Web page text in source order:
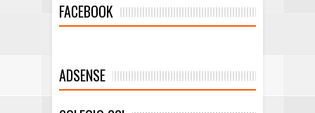
FACEBOOK
ADSENSE